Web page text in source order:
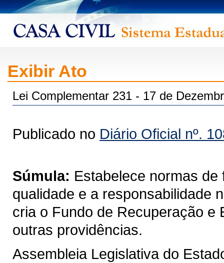
Exibir Ato
Lei Complementar 231 - 17 de
Publicado no Diário Oficial nº.
Súmula: Estabelece normas
qualidade e a responsabilidade
cria o Fundo de Recuperação e
outras providências.
Assembleia Legislativa do